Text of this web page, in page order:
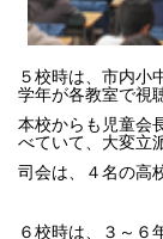
５校時は、市内小
学年が各教室で視
本校からも児童会
べていて、大変立
司会は、４名の高
６校時は、３～６